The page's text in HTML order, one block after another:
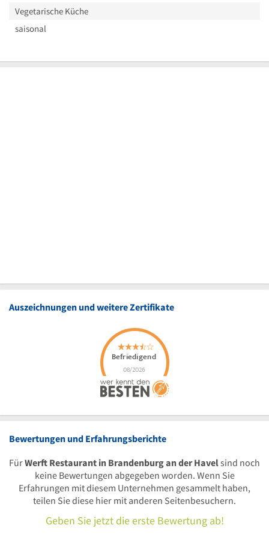
Vegetarische Küche
saisonal
Auszeichnungen und weitere Zertifikate
Bewertungen und Erfahrungsberichte
FürWerft Restaurant in Brandenburg an der Havelsind noch
keine Bewertungen abgegeben worden. Wenn Sie
Erfahrungen mit diesem Unternehmen gesammelt haben,
teilen Sie diese hier mit anderen Seitenbesuchern.
Geben Sie jetzt die erste Bewertung ab!